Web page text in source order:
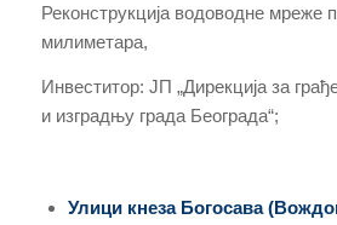
Реконструкција водоводне мреже
милиметара,
Инвеститор: ЈП „Дирекција за
и изградњу града Београда“;
Улици кнеза Богосава